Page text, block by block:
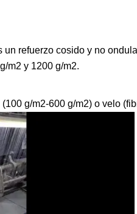
un refuerzo cosido y no
m2 y 1200 g/m2.
g/m2-600 g/m2) o velo